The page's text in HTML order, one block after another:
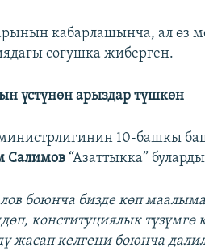
кабарлашынча, ал өз
согушка жиберген.
үстүнөн арыздар түшкөн
10-башкы
Салимов “Азаттыкка”
боюнча бизде көп
конституциялык түзүмгө
жасап келгени боюнча